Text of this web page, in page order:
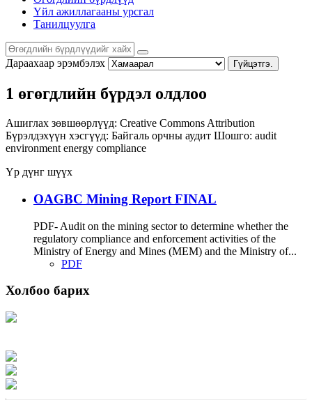
Үйл ажиллагааны урсгал
Танилцуулга
Дараахаар эрэмбэлэх Гүйцэтгэ.
1 өгөгдлийн бүрдэл олдлоо
Ашиглах зөвшөөрлүүд: Creative Commons Attribution
Бүрэлдэхүүн хэсгүүд: Байгаль орчны аудит Шошго: audit
environment energy compliance
Үр дүнг шүүх
OAGBC Mining Report FINAL
PDF- Audit on the mining sector to determine whether the
regulatory compliance and enforcement activities of the
Ministry of Energy and Mines (MEM) and the Ministry of...
PDF
Холбоо барих